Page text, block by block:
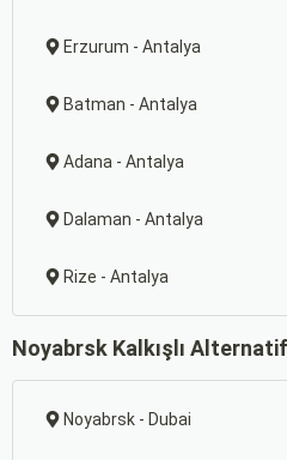
Erzurum - Antalya
Batman - Antalya
Adana - Antalya
Dalaman - Antalya
Rize - Antalya
Noyabrsk Kalkışlı
Noyabrsk - Dubai